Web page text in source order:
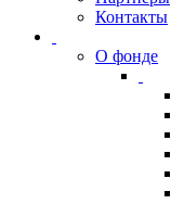
Контакты
О фонде